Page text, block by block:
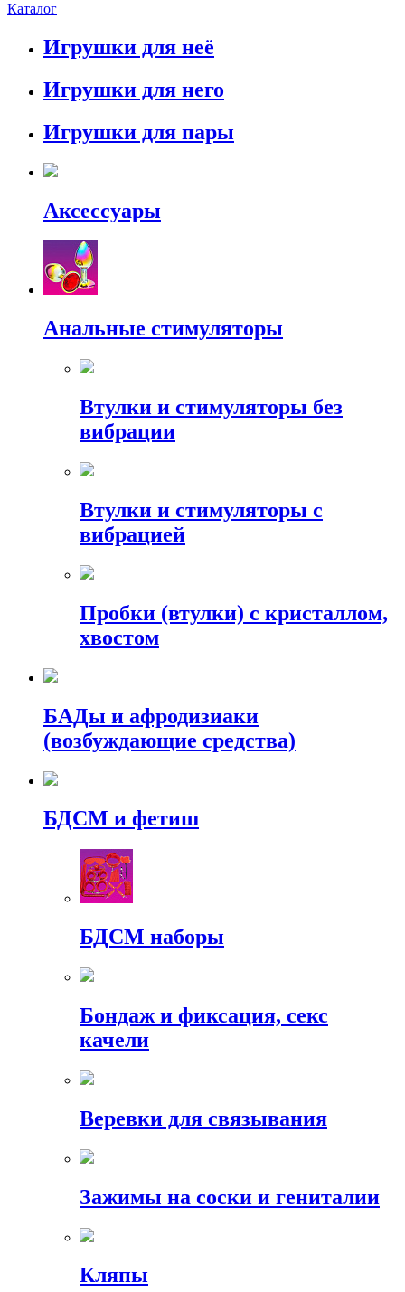
Каталог
Игрушки для неё
Игрушки для него
Игрушки для пары
Аксессуары
Анальные стимуляторы
Втулки и стимуляторы без
вибрации
Втулки и стимуляторы с
вибрацией
Пробки (втулки) с кристаллом,
хвостом
БАДы и афродизиаки
(возбуждающие средства)
БДСМ и фетиш
БДСМ наборы
Бондаж и фиксация, секс
качели
Веревки для связывания
Зажимы на соски и гениталии
Кляпы